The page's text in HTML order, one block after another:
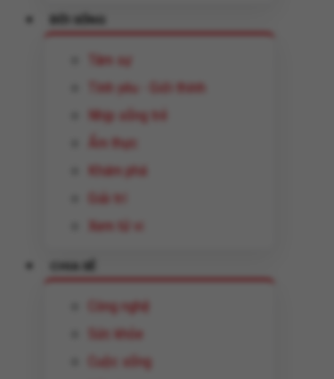
ĐỜI SỐNG
Tâm sự
Tình yêu - Giới thính
Nhịp sống trẻ
Ẩm thực
Khám phá
Giải trí
Xem tử vi
CHIA SẺ
Công nghệ
Sức khỏe
Cuộc sống